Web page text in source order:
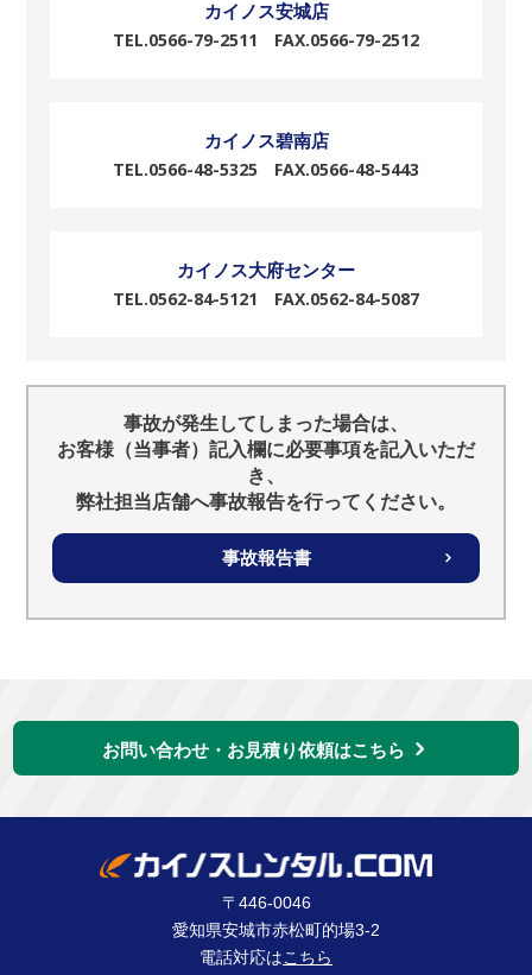
カイノス安城店
TEL.0566-79-2511 FAX.0566-79-2512
カイノス碧南店
TEL.0566-48-5325 FAX.0566-48-5443
カイノス大府センター
TEL.0562-84-5121 FAX.0562-84-5087
事故が発生してしまった場合は、
お客様（当事者）記入欄に必要事項を記入いただ
き、
弊社担当店舗へ事故報告を行ってください。
事故報告書
お問い合わせ・お見積り依頼はこちら
〒446-0046
愛知県安城市赤松町的場3-2
電話対応はこちら